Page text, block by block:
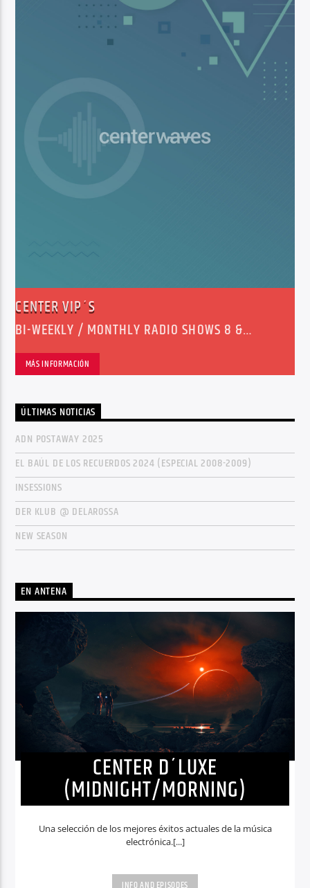
CENTER VIP´S
BI-WEEKLY / MONTHLY RADIO SHOWS 8 &
MÁS INFORMACIÓN
ÚLTIMAS NOTICIAS
ADN POSTAWAY 2025
EL BAÚL DE LOS RECUERDOS 2024 (ESPECIAL 2008-2009)
INSESSIONS
DER KLUB @ DELAROSSA
NEW SEASON
EN ANTENA
CENTER D´LUXE
(MIDNIGHT/MORNING)
Una selección de los mejores éxitos actuales de la música
electrónica.[...]
INFO AND EPISODES